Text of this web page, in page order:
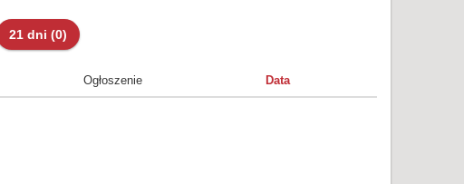
21 dni (0)
Ogłoszenie Data